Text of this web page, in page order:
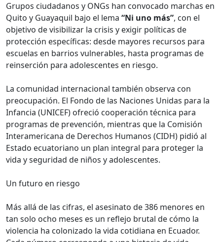
Grupos ciudadanos y ONGs han convocado marchas en
Quito y Guayaquil bajo el lema “Ni uno más”, con el
objetivo de visibilizar la crisis y exigir políticas de
protección específicas: desde mayores recursos para
escuelas en barrios vulnerables, hasta programas de
reinserción para adolescentes en riesgo.
La comunidad internacional también observa con
preocupación. El Fondo de las Naciones Unidas para la
Infancia (UNICEF) ofreció cooperación técnica para
programas de prevención, mientras que la Comisión
Interamericana de Derechos Humanos (CIDH) pidió al
Estado ecuatoriano un plan integral para proteger la
vida y seguridad de niños y adolescentes.
Un futuro en riesgo
Más allá de las cifras, el asesinato de 386 menores en
tan solo ocho meses es un reflejo brutal de cómo la
violencia ha colonizado la vida cotidiana en Ecuador.